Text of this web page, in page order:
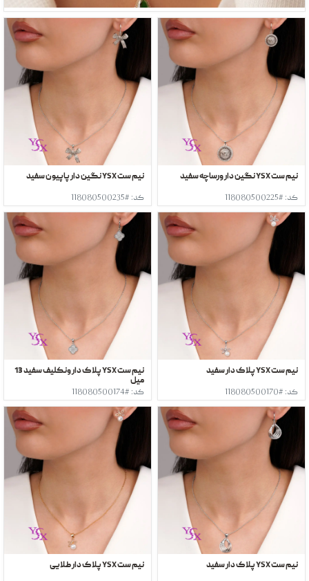
نیم ست YSX نگین دار ورساچه سفید
کد: #118080500225
نیم ست YSX نگین دار پاپیون سفید
کد: #118080500235
نیم ست YSX پلاک دار سفید
کد: #118080500170
نیم ست YSX پلاک دار ونکلیف سفید 13
میل
کد: #118080500174
نیم ست YSX پلاک دار سفید نیم ست YSX پلاک دار طلایی